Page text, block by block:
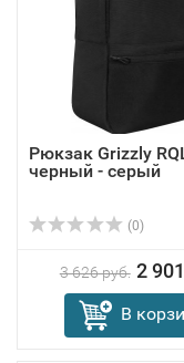
Рюкзак Grizzly
черный - серый
(0)
3 626 руб. 2
В